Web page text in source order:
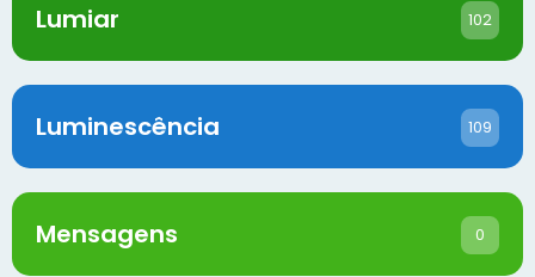
Lumiar 102
Luminescência 109
Mensagens 0